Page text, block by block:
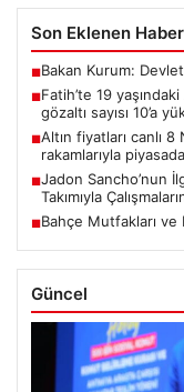
Son Eklenen
■Bakan Kurum:
■Fatih’te 19
gözaltı sayısı 10’a
■Altın fiyatları canlı
rakamlarıyla
■Jadon Sancho’nun
Takımıyla
■Bahçe Mutfakları
Güncel